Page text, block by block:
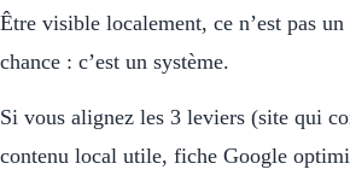
Être visible localement, ce n’est pas un
chance : c’est un système.
Si vous alignez les 3 leviers (site qui
contenu local utile, fiche Google